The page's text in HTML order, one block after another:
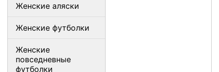
Женские аляски
Женские футболки
Женские
повседневные
футболки